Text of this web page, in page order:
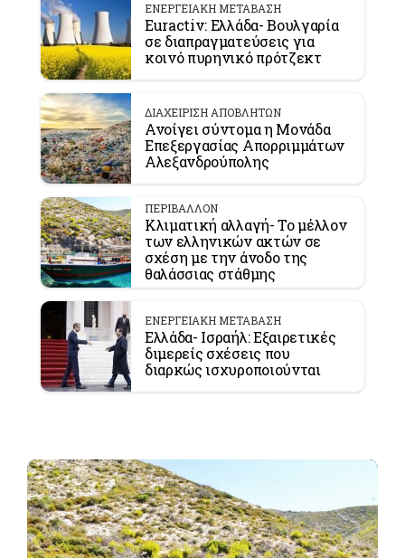
ΕΝΕΡΓΕΙΑΚΗ ΜΕΤΑΒΑΣΗ
Euractiv: Ελλάδα- Βουλγαρία
σε διαπραγματεύσεις για
κοινό πυρηνικό πρότζεκτ
ΔΙΑΧΕΙΡΙΣΗ ΑΠΟΒΛΗΤΩΝ
Ανοίγει σύντομα η Μονάδα
Επεξεργασίας Απορριμμάτων
Αλεξανδρούπολης
ΠΕΡΙΒΑΛΛΟΝ
Κλιματική αλλαγή- Το μέλλον
των ελληνικών ακτών σε
σχέση με την άνοδο της
θαλάσσιας στάθμης
ΕΝΕΡΓΕΙΑΚΗ ΜΕΤΑΒΑΣΗ
Ελλάδα- Ισραήλ: Εξαιρετικές
διμερείς σχέσεις που
διαρκώς ισχυροποιούνται